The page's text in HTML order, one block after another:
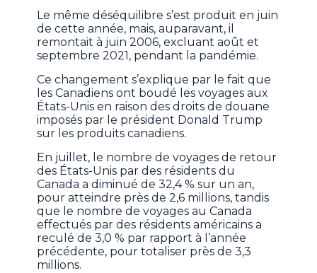
Le même déséquilibre s’est produit en juin
de cette année, mais, auparavant, il
remontait à juin 2006, excluant août et
septembre 2021, pendant la pandémie.
Ce changement s’explique par le fait que
les Canadiens ont boudé les voyages aux
États-Unis en raison des droits de douane
imposés par le président Donald Trump
sur les produits canadiens.
En juillet, le nombre de voyages de retour
des États-Unis par des résidents du
Canada a diminué de 32,4 % sur un an,
pour atteindre près de 2,6 millions, tandis
que le nombre de voyages au Canada
effectués par des résidents américains a
reculé de 3,0 % par rapport à l’année
précédente, pour totaliser près de 3,3
millions.